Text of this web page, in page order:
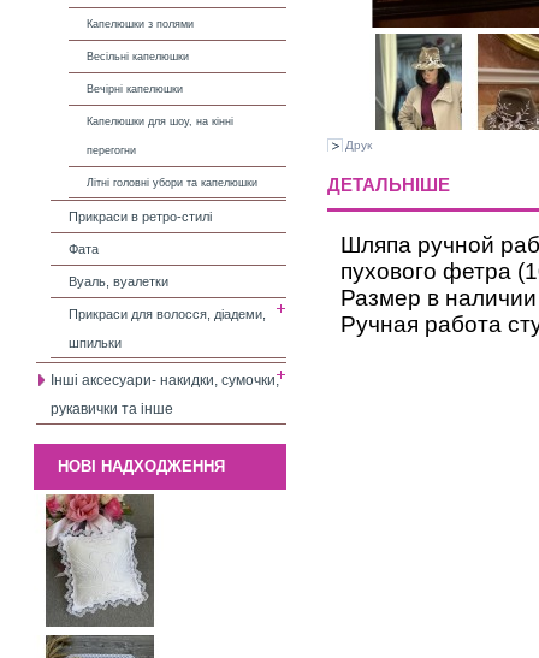
Капелюшки з полями
Весільні капелюшки
Вечірні капелюшки
Капелюшки для шоу, на кінні
перегогни
Літні головні убори та капелюшки
Прикраси в ретро-стилі
Фата
Вуаль, вуалетки
Прикраси для волосся, діадеми,
шпильки
Інші аксесуари- накидки, сумочки,
рукавички та інше
НОВІ НАДХОДЖЕННЯ
Друк
ДЕТАЛЬНІШЕ
Шляпа ручной
пухового фетра
Размер в
Ручная работа